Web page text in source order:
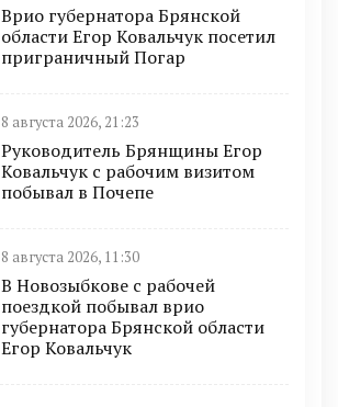
Врио губернатора Брянской
области Егор Ковальчук посетил
приграничный Погар
8 августа 2026, 21:23
Руководитель Брянщины Егор
Ковальчук с рабочим визитом
побывал в Почепе
8 августа 2026, 11:30
В Новозыбкове с рабочей
поездкой побывал врио
губернатора Брянской области
Егор Ковальчук